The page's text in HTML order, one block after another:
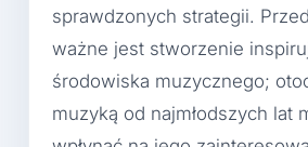
sprawdzonych strategii.
ważne jest stworzenie
środowiska muzycznego;
muzyką od najmłodszych lat